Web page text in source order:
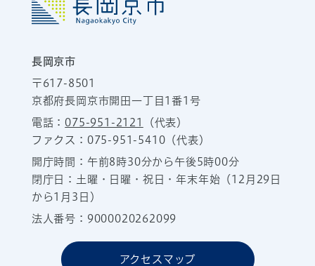
長岡京市
〒617-8501
京都府長岡京市開田一丁目1番1号
電話：075-951-2121
（代表）
ファクス：075-951-5410（代表）
開庁時間：午前8時30分から午後5時00分
閉庁日：土曜・日曜・祝日・年末年始（12月29日
から1月3日）
法人番号：9000020262099
アクセスマップ